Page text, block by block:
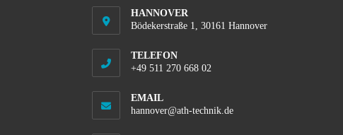
HANNOVER
Bödekerstraße 1, 30161 Hannover
TELEFON
+49 511 270 668 02
EMAIL
hannover@ath-technik.de